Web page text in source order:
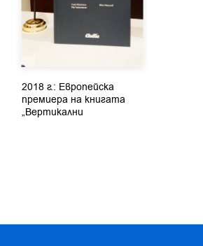
2018 г.: Европейска
премиера на книгата
„Вертикални